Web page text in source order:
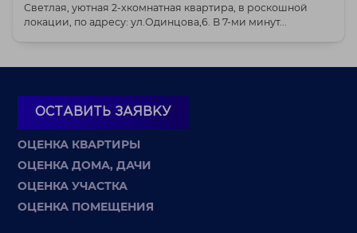
Светлая, уютная 2-хкомнатная квартира, в роскошной
локации, по адресу: ул.Одинцова,6. В 7-ми минут...
ОСТАВИТЬ ЗАЯВКУ
ОЦЕНКА КВАРТИРЫ
ОЦЕНКА ДОМА, ДАЧИ
ОЦЕНКА УЧАСТКА
ОЦЕНКА ПОМЕЩЕНИЯ